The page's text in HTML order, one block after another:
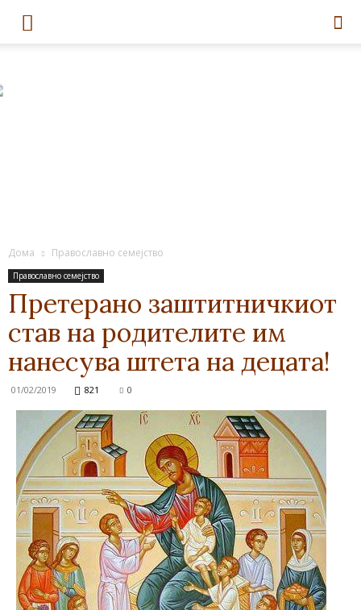
Дома Православно семејство
Православно семејство
Претерано заштитничкиот
став на родителите им
нанесува штета на децата!
01/02/2019 821 0